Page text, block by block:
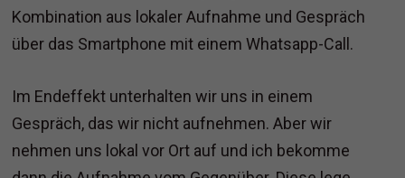
Kombination aus lokaler Aufnahme und Gespräch
über das Smartphone mit einem Whatsapp-Call.
Im Endeffekt unterhalten wir uns in einem
Gespräch, das wir nicht aufnehmen. Aber wir
nehmen uns lokal vor Ort auf und ich bekomme